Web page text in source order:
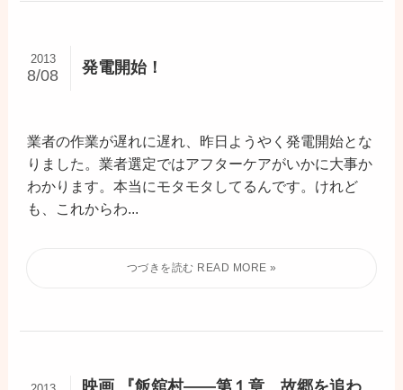
発電開始！
2013
8/08
業者の作業が遅れに遅れ、昨日ようやく発電開始とな
りました。業者選定ではアフターケアがいかに大事か
わかります。本当にモタモタしてるんです。けれど
も、これからわ...
映画 『飯舘村――第１章 故郷を追わ